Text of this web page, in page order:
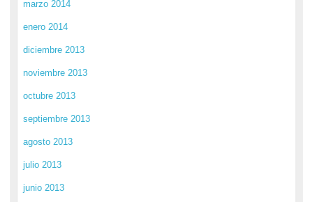
marzo 2014
enero 2014
diciembre 2013
noviembre 2013
octubre 2013
septiembre 2013
agosto 2013
julio 2013
junio 2013